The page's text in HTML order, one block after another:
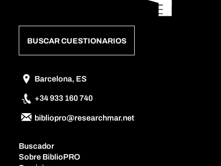
BUSCAR CUESTIONARIOS
Barcelona, ES
+34 933 160 740
bibliopro@researchmar.net
Buscador
Sobre BiblioPRO